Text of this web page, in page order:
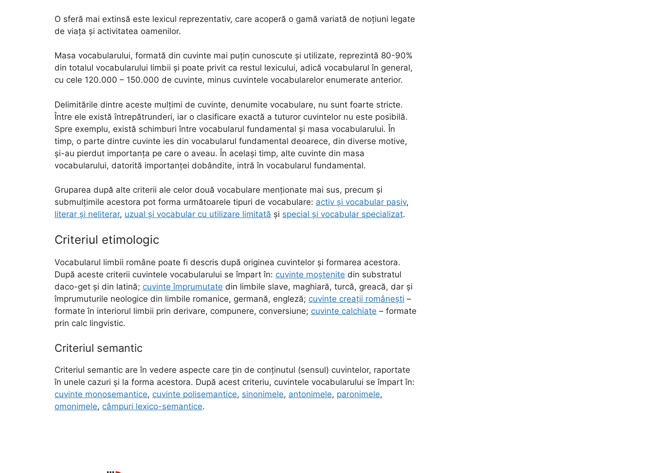
O sferă mai extinsă este lexicul reprezentativ, care acoperă o gamă variată de noțiuni legate
de viața și activitatea oamenilor.
Masa vocabularului, formată din cuvinte mai puțin cunoscute și utilizate, reprezintă 80-90%
din totalul vocabularului limbii și poate privit ca restul lexicului, adică vocabularul în general,
cu cele 120.000 – 150.000 de cuvinte, minus cuvintele vocabularelor enumerate anterior.
Delimitările dintre aceste mulțimi de cuvinte, denumite vocabulare, nu sunt foarte stricte.
Între ele există întrepătrunderi, iar o clasificare exactă a tuturor cuvintelor nu este posibilă.
Spre exemplu, există schimburi între vocabularul fundamental și masa vocabularului. În
timp, o parte dintre cuvinte ies din vocabularul fundamental deoarece, din diverse motive,
și-au pierdut importanța pe care o aveau. În același timp, alte cuvinte din masa
vocabularului, datorită importanței dobândite, intră în vocabularul fundamental.
Gruparea după alte criterii ale celor două vocabulare menționate mai sus, precum și
submulțimile acestora pot forma următoarele tipuri de vocabulare: activ și vocabular pasiv,
literar și neliterar, uzual și vocabular cu utilizare limitată și special și vocabular specializat.
Criteriul etimologic
Vocabularul limbii române poate fi descris după originea cuvintelor și formarea acestora.
După aceste criterii cuvintele vocabularului se împart în: cuvinte moștenite din substratul
daco-get și din latină; cuvinte împrumutate din limbile slave, maghiară, turcă, greacă, dar și
împrumuturile neologice din limbile romanice, germană, engleză; cuvinte creații românești –
formate în interiorul limbii prin derivare, compunere, conversiune; cuvinte calchiate – formate
prin calc lingvistic.
Criteriul semantic
Criteriul semantic are în vedere aspecte care țin de conținutul (sensul) cuvintelor, raportate
în unele cazuri și la forma acestora. După acest criteriu, cuvintele vocabularului se împart în:
cuvinte monosemantice, cuvinte polisemantice, sinonimele, antonimele, paronimele,
omonimele, câmpuri lexico-semantice.